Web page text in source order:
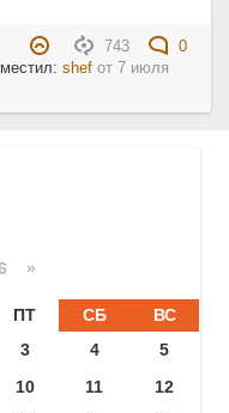
743
0
shef от7 июля
»
ПТ СБ
ВС
3 4
5
10 11
12